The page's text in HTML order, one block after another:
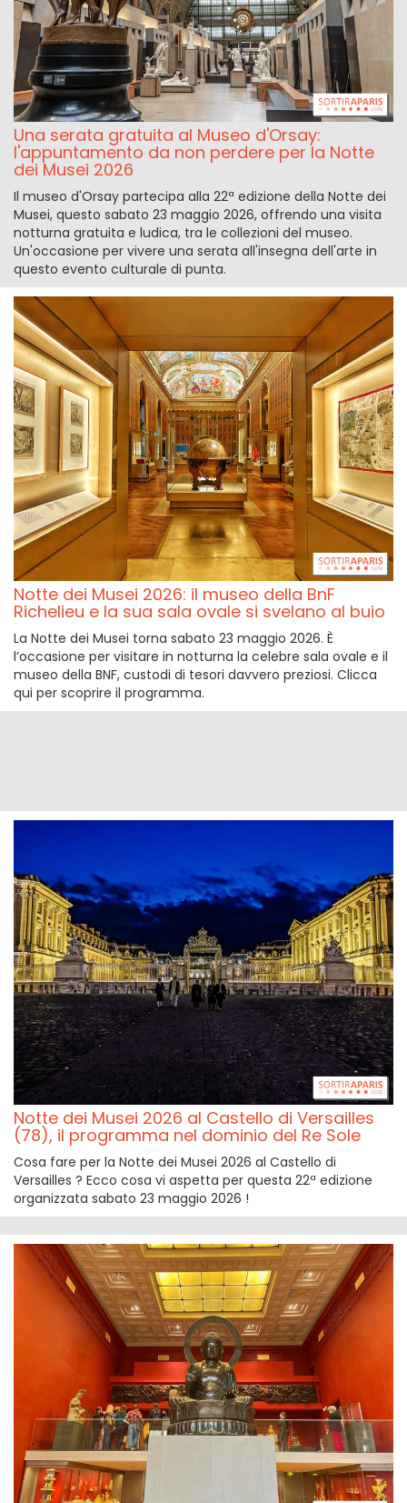
Una serata gratuita al Museo d'Orsay:
l'appuntamento da non perdere per la Notte
dei Musei 2026
Il museo d'Orsay partecipa alla 22ª edizione della Notte dei
Musei, questo sabato 23 maggio 2026, offrendo una visita
notturna gratuita e ludica, tra le collezioni del museo.
Un'occasione per vivere una serata all'insegna dell'arte in
questo evento culturale di punta.
Notte dei Musei 2026: il museo della BnF
Richelieu e la sua sala ovale si svelano al buio
La Notte dei Musei torna sabato 23 maggio 2026. È
l’occasione per visitare in notturna la celebre sala ovale e il
museo della BNF, custodi di tesori davvero preziosi. Clicca
qui per scoprire il programma.
Notte dei Musei 2026 al Castello di Versailles
(78), il programma nel dominio del Re Sole
Cosa fare per la Notte dei Musei 2026 al Castello di
Versailles ? Ecco cosa vi aspetta per questa 22ª edizione
organizzata sabato 23 maggio 2026 !